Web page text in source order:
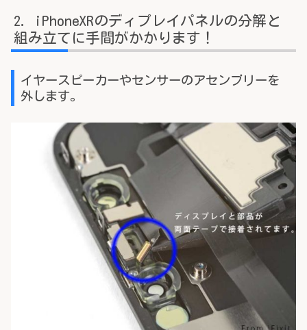
iPhoneXRのディプレイパネルの分解と
組み立てに手間がかかります！
イヤースピーカーやセンサーのアセンブリーを
外します。